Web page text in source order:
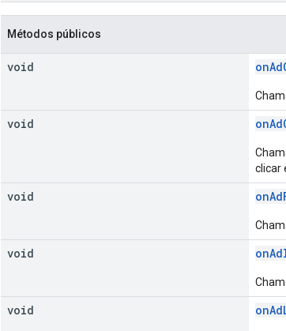
Métodos públicos
void
void
clicar
void
void
void